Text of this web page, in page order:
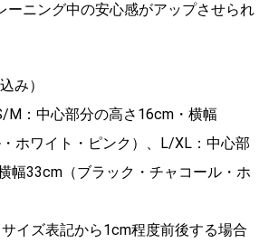
ーニング中の安心感がアップさせられ
み）
M：中心部分の高さ16cm・横幅
ホワイト・ピンク）、L/XL：中心部
幅33cm（ブラック・チャコール・ホ
イズ表記から1cm程度前後する場合